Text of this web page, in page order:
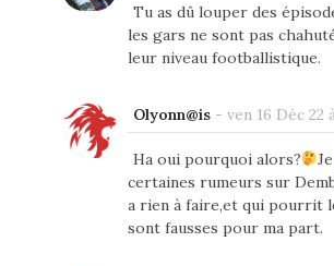
Tu as dû louper des
les gars ne sont pas
leur niveau footballistique.
Olyonn@is- ven 16 Déc 22
Ha oui pourquoi alors?
certaines rumeurs sur
a rien à faire,et qui pourrit
sont fausses pour ma part.